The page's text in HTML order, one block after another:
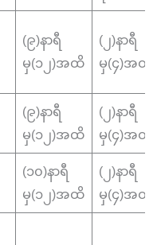
(၉)နာရီ
မှ(၁၂)အထိ
(၂)နာရီ
မှ(၄)အထိ
(၉)နာရီ
မှ(၁၂)အထိ
(၂)နာရီ
မှ(၄)အထိ
(၁၀)နာရီ
မှ(၁၂)အထိ
(၂)နာရီ
မှ(၄)အထိ